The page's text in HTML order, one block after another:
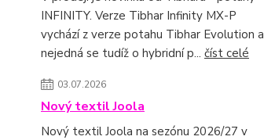
INFINITY. Verze Tibhar Infinity MX-P
vychází z verze potahu Tibhar Evolution a
nejedná se tudíž o hybridní p... číst celé
03.07.2026
Nový textil Joola
Nový textil Joola na sezónu 2026/27 v